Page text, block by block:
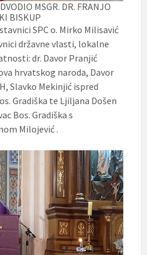
MSGR. DR. FRANJO
BISKUP
SPC o. Mirko Milisavić
državne vlasti, lokalne
dr. Davor Pranjić
hrvatskog naroda, Davor
Slavko Mekinjić ispred
Gradiška te Ljiljana Došen
Bos. Gradiška s
Milojević .